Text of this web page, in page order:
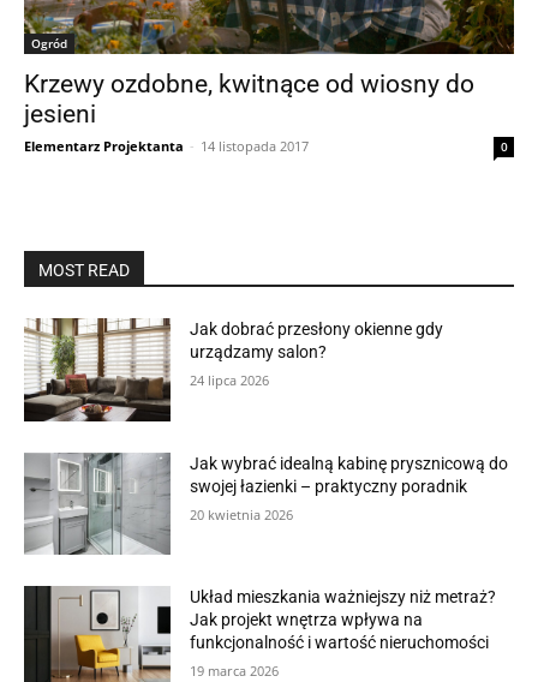
Ogród
Krzewy ozdobne, kwitnące od wiosny do
jesieni
Elementarz Projektanta - 14 listopada 2017 0
MOST READ
Jak dobrać przesłony okienne gdy
urządzamy salon?
24 lipca 2026
Jak wybrać idealną kabinę prysznicową do
swojej łazienki – praktyczny poradnik
20 kwietnia 2026
Układ mieszkania ważniejszy niż metraż?
Jak projekt wnętrza wpływa na
funkcjonalność i wartość nieruchomości
19 marca 2026